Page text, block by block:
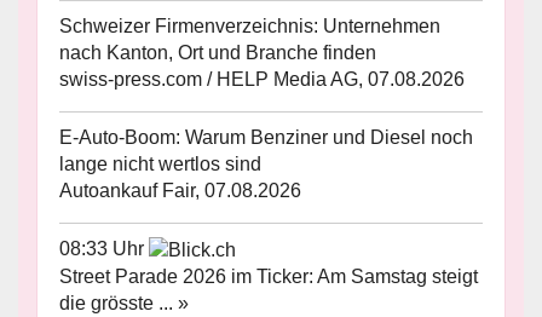
Schweizer Firmenverzeichnis: Unternehmen
nach Kanton, Ort und Branche finden
swiss-press.com / HELP Media AG, 07.08.2026
E-Auto-Boom: Warum Benziner und Diesel noch
lange nicht wertlos sind
Autoankauf Fair, 07.08.2026
08:33 Uhr
Street Parade 2026 im Ticker: Am Samstag steigt
die grösste ... »